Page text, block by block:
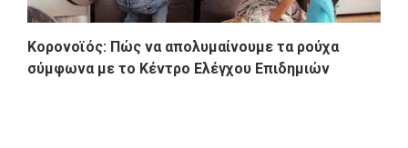
Κορονοϊός: Πώς να απολυμαίνουμε τα ρούχα
σύμφωνα με το Κέντρο Ελέγχου Επιδημιών